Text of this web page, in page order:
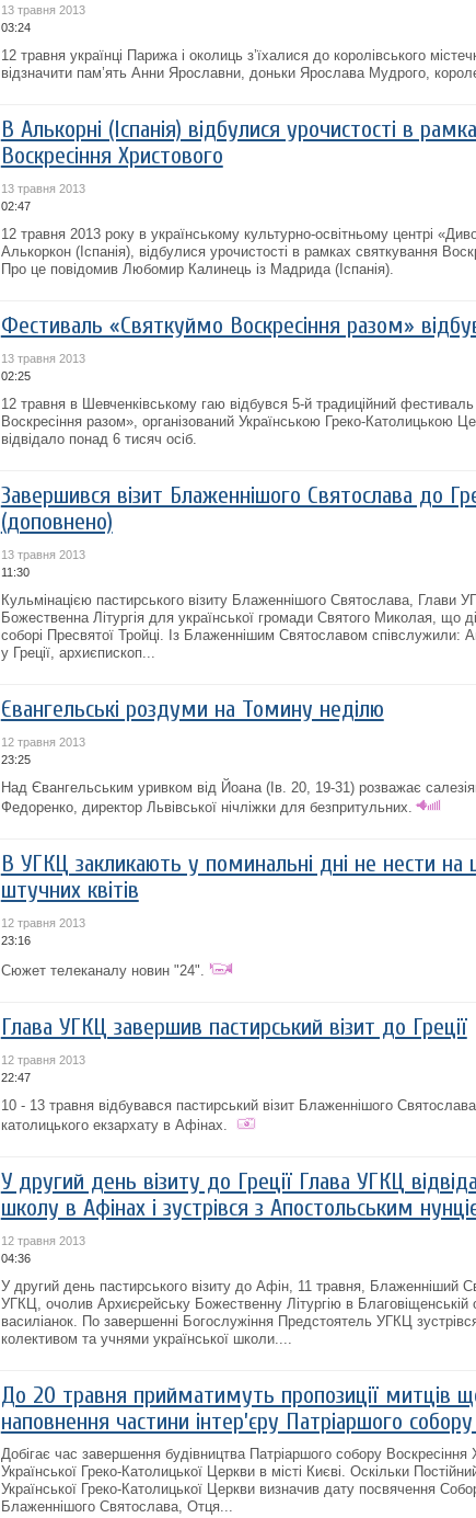
13 травня 2013
03:24
12 травня українці Парижа і околиць з’їхалися до королівського
відзначити пам’ять Анни Ярославни, доньки Ярослава Мудрого,
В Алькорні (Іспанія) відбулися урочистості в
Воскресіння Христового
13 травня 2013
02:47
12 травня 2013 року в українському культурно-освітньому центрі
Алькоркон (Іспанія), відбулися урочистості в рамках святкування
Про це повідомив Любомир Калинець із Мадрида (Іспанія).
Фестиваль «Святкуймо Воскресіння разом»
13 травня 2013
02:25
12 травня в Шевченківському гаю відбувся 5-й традиційний
Воскресіння разом», організований Українською Греко-Католицькою
відвідало понад 6 тисяч осіб.
Завершився візит Блаженнішого Святослава до
(доповнено)
13 травня 2013
11:30
Кульмінацією пастирського візиту Блаженнішого Святослава, Глави
Божественна Літургія для української громади Святого Миколая, що
соборі Пресвятої Тройці. Із Блаженнішим Святославом співслужили:
у Греції, архиєпископ...
Євангельські роздуми на Томину неділю
12 травня 2013
23:25
Над Євангельським уривком від Йоана (Ів. 20, 19-31) розважає
Федоренко, директор Львівської нічліжки для безпритульних.
В УГКЦ закликають у поминальні дні не нести на
штучних квітів
12 травня 2013
23:16
Сюжет телеканалу новин "24".
Глава УГКЦ завершив пастирський візит до Греції
12 травня 2013
22:47
10 - 13 травня відбувався пастирський візит Блаженнішого
католицького екзархату в Афінах.
У другий день візиту до Греції Глава УГКЦ
школу в Афінах і зустрівся з Апостольським
12 травня 2013
04:36
У другий день пастирського візиту до Афін, 11 травня, Блаженніший
УГКЦ, очолив Архиєрейську Божественну Літургію в Благовіщенській
василіанок. По завершенні Богослужіння Предстоятель УГКЦ
колективом та учнями української школи....
До 20 травня прийматимуть пропозиції митців
наповнення частини інтер’єру Патріаршого
Добігає час завершення будівництва Патріаршого собору Воскресіння
Української Греко-Католицької Церкви в місті Києві. Оскільки
Української Греко-Католицької Церкви визначив дату посвячення
Блаженнішого Святослава, Отця...